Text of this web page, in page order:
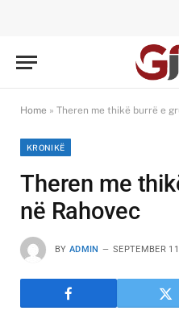
Home » Theren me thikë burrë e
KRONIKË
Theren me
në Rahovec
BY ADMIN SEPTEMBER